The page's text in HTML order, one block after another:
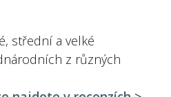
střední a velké
z různých